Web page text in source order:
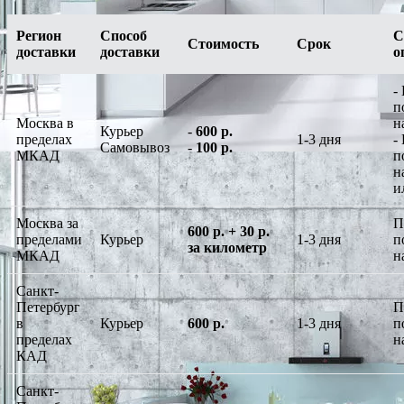
Регион
доставки
Способ
доставки
Стоимость Срок
Москва в
пределах
МКАД
Курьер
Самовывоз
- 600 р.
-100 р.
1-3 дня
-
-
Москва за
пределами
МКАД
Курьер
600 р. + 30 р.
за километр
1-3 дня
Санкт-
Петербург
в
пределах
КАД
Курьер 600 р. 1-3 дня
Санкт-